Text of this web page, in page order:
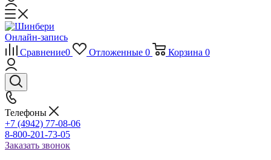
Онлайн-запись
Сравнение0 Отложенные 0 Корзина 0
Телефоны
+7 (4942) 77-08-06
8-800-201-73-05
Заказать звонок